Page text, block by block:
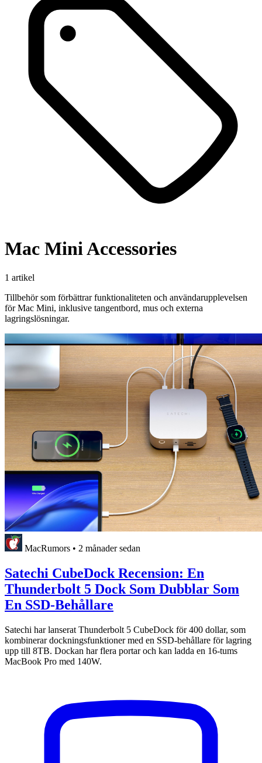
Mac Mini Accessories
1 artikel
Tillbehör som förbättrar funktionaliteten och användarupplevelsen
för Mac Mini, inklusive tangentbord, mus och externa
lagringslösningar.
MacRumors • 2 månader sedan
Satechi CubeDock Recension: En
Thunderbolt 5 Dock Som Dubblar Som
En SSD-Behållare
Satechi har lanserat Thunderbolt 5 CubeDock för 400 dollar, som
kombinerar dockningsfunktioner med en SSD-behållare för lagring
upp till 8TB. Dockan har flera portar och kan ladda en 16-tums
MacBook Pro med 140W.